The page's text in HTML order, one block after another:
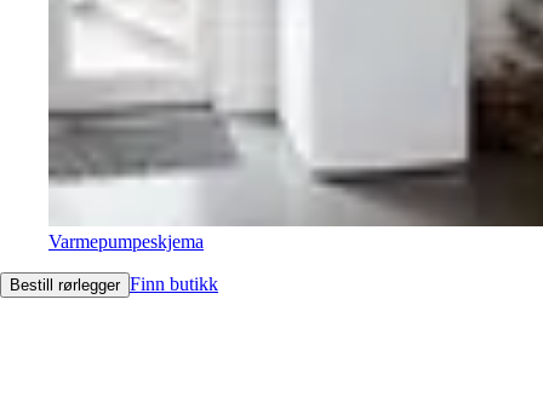
Varmepumpeskjema
Bestill rørlegger Finn butikk